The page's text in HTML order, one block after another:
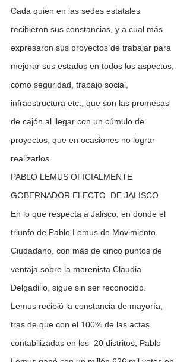
Cada quien en las sedes estatales
recibieron sus constancias, y a cual más
expresaron sus proyectos de trabajar para
mejorar sus estados en todos los aspectos,
como seguridad, trabajo social,
infraestructura etc., que son las promesas
de cajón al llegar con un cúmulo de
proyectos, que en ocasiones no lograr
realizarlos.
PABLO LEMUS OFICIALMENTE
GOBERNADOR ELECTO  DE JALISCO
En lo que respecta a Jalisco, en donde el
triunfo de Pablo Lemus de Movimiento
Ciudadano, con más de cinco puntos de
ventaja sobre la morenista Claudia
Delgadillo, sigue sin ser reconocido.
Lemus recibió la constancia de mayoría,
tras de que con el 100% de las actas
contabilizadas en los  20 distritos, Pablo